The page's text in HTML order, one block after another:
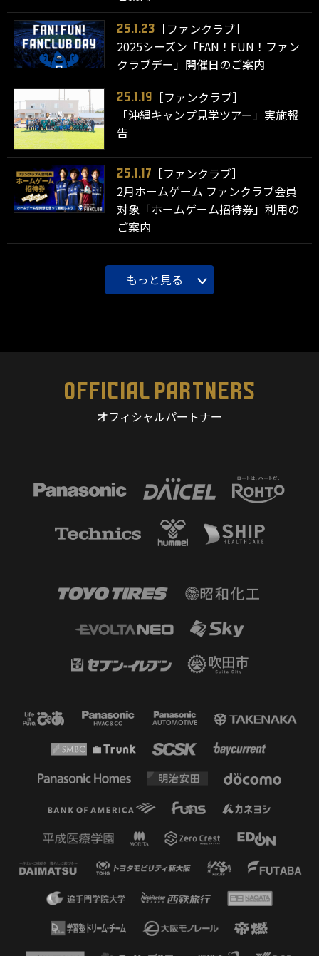
25.1.23
［ファンクラブ］
2025シーズン「FAN！FUN！ファン
クラブデー」開催日のご案内
25.1.19
［ファンクラブ］
「沖縄キャンプ見学ツアー」実施報
告
25.1.17
［ファンクラブ］
2月ホームゲーム ファンクラブ会員
対象「ホームゲーム招待券」利用の
ご案内
もっと見る
OFFICIAL PARTNERS
オフィシャルパートナー